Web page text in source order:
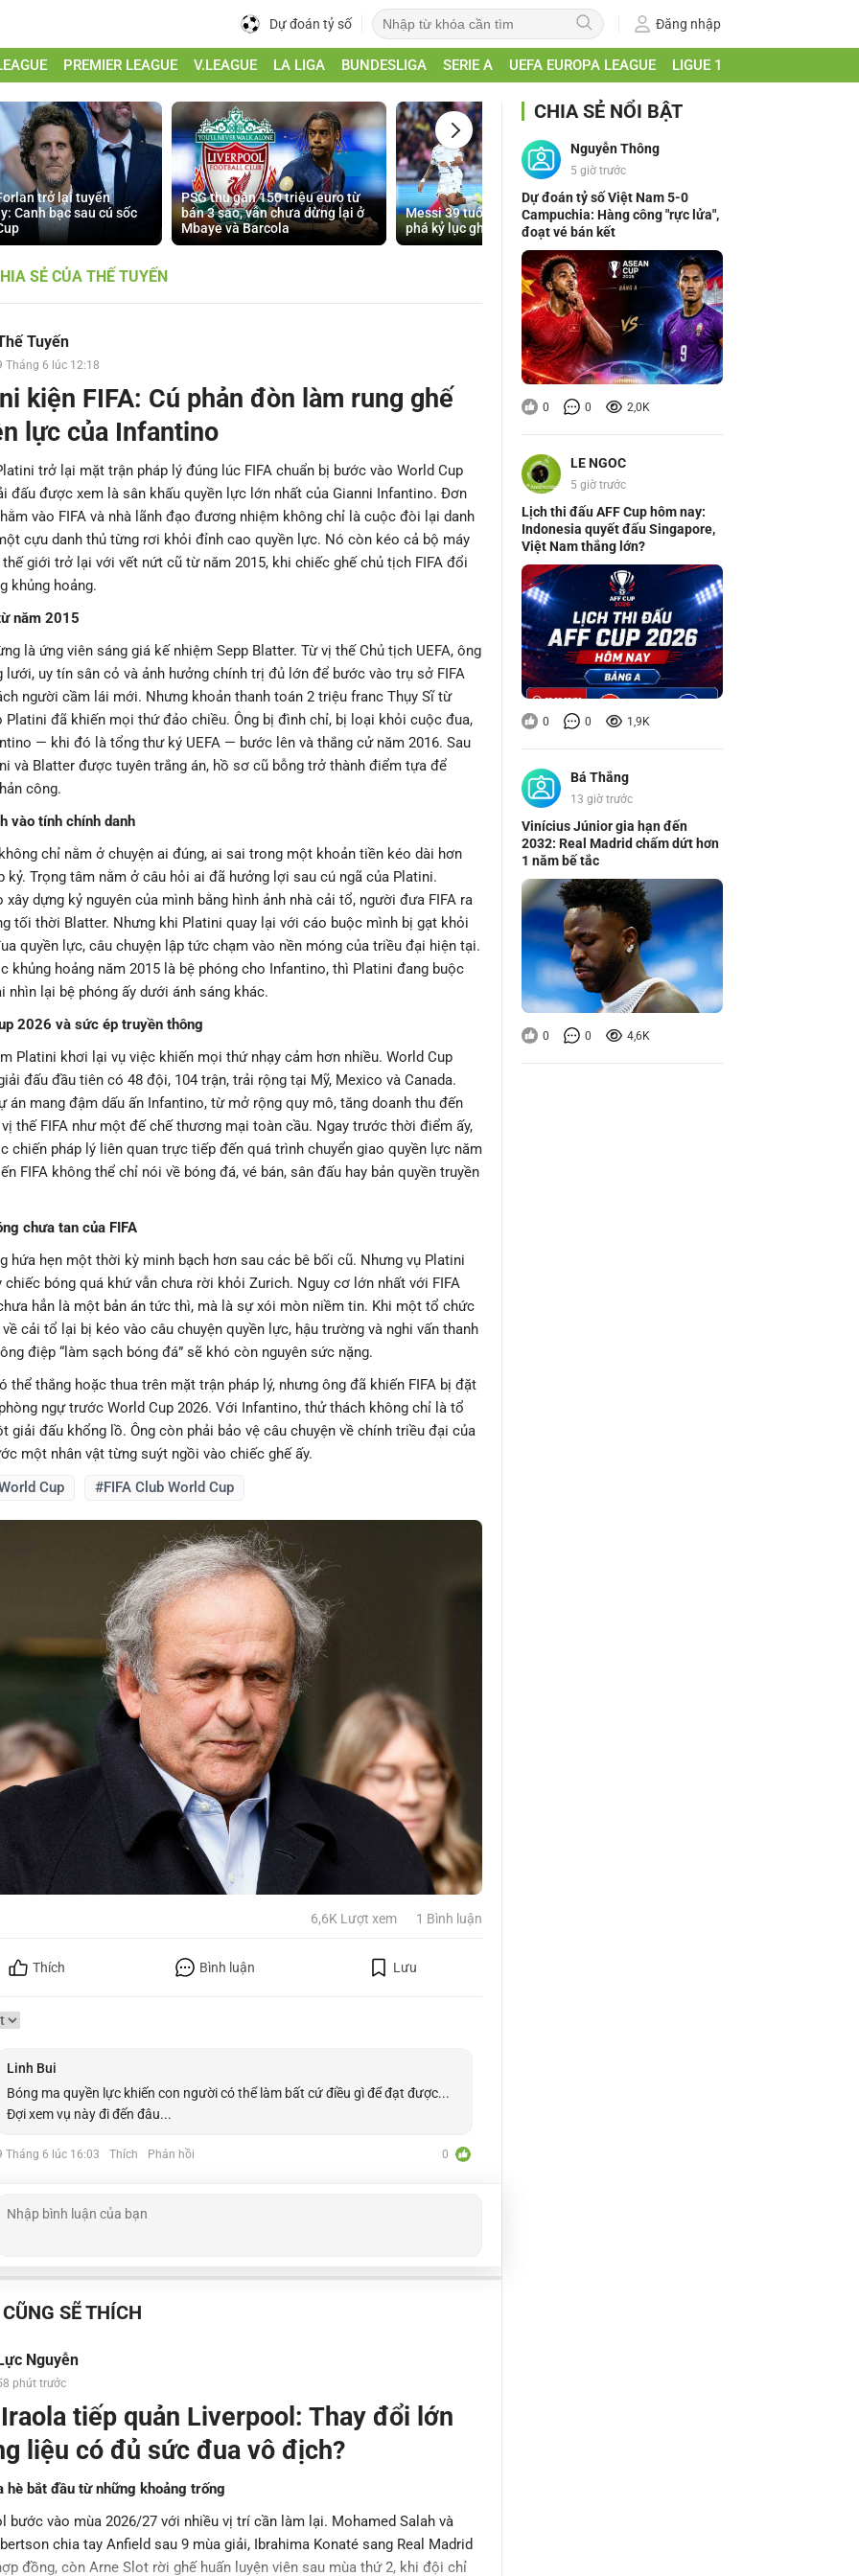
Dự đoán tỷ số Đăng nhập
PREMIER LEAGUE V.LEAGUE LA LIGA BUNDESLIGA SERIE A UEFA EUROPA LEAGUE LIGUE 1
trở lại tuyển
Canh bạc sau cú sốc
PSG thu gần 150 triệu euro từ
bán 3 sao, vẫn chưa dừng lại ở
Mbaye và Barcola
Messi 39 tuổi: Chỉ còn 1 bàn để
phá kỷ lục ghi bàn Leagues Cup
SẺ CỦA THẾ TUYẾN
Tuyến
Tháng 6 lúc 12:18
kiện FIFA: Cú phản đòn làm rung ghế
lực của Infantino
trở lại mặt trận pháp lý đúng lúc FIFA chuẩn bị bước vào World Cup
đấu được xem là sân khấu quyền lực lớn nhất của Gianni Infantino. Đơn
vào FIFA và nhà lãnh đạo đương nhiệm không chỉ là cuộc đòi lại danh
cựu danh thủ từng rơi khỏi đỉnh cao quyền lực. Nó còn kéo cả bộ máy
giới trở lại với vết nứt cũ từ năm 2015, khi chiếc ghế chủ tịch FIFA đổi
khủng hoảng.
năm 2015
là ứng viên sáng giá kế nhiệm Sepp Blatter. Từ vị thế Chủ tịch UEFA, ông
lưới, uy tín sân cỏ và ảnh hưởng chính trị đủ lớn để bước vào trụ sở FIFA
người cầm lái mới. Nhưng khoản thanh toán 2 triệu franc Thụy Sĩ từ
Platini đã khiến mọi thứ đảo chiều. Ông bị đình chỉ, bị loại khỏi cuộc đua,
— khi đó là tổng thư ký UEFA — bước lên và thắng cử năm 2016. Sau
và Blatter được tuyên trắng án, hồ sơ cũ bỗng trở thành điểm tựa để
công.
vào tính chính danh
chỉ nằm ở chuyện ai đúng, ai sai trong một khoản tiền kéo dài hơn
kỷ. Trọng tâm nằm ở câu hỏi ai đã hưởng lợi sau cú ngã của Platini.
xây dựng kỷ nguyên của mình bằng hình ảnh nhà cải tổ, người đưa FIFA ra
tối thời Blatter. Nhưng khi Platini quay lại với cáo buộc mình bị gạt khỏi
quyền lực, câu chuyện lập tức chạm vào nền móng của triều đại hiện tại.
khủng hoảng năm 2015 là bệ phóng cho Infantino, thì Platini đang buộc
nhìn lại bệ phóng ấy dưới ánh sáng khác.
2026 và sức ép truyền thông
Platini khơi lại vụ việc khiến mọi thứ nhạy cảm hơn nhiều. World Cup
đấu đầu tiên có 48 đội, 104 trận, trải rộng tại Mỹ, Mexico và Canada.
án mang đậm dấu ấn Infantino, từ mở rộng quy mô, tăng doanh thu đến
thế FIFA như một đế chế thương mại toàn cầu. Ngay trước thời điểm ấy,
chiến pháp lý liên quan trực tiếp đến quá trình chuyển giao quyền lực năm
FIFA không thể chỉ nói về bóng đá, vé bán, sân đấu hay bản quyền truyền
chưa tan của FIFA
hứa hẹn một thời kỳ minh bạch hơn sau các bê bối cũ. Nhưng vụ Platini
chiếc bóng quá khứ vẫn chưa rời khỏi Zurich. Nguy cơ lớn nhất với FIFA
hẳn là một bản án tức thì, mà là sự xói mòn niềm tin. Khi một tổ chức
cải tổ lại bị kéo vào câu chuyện quyền lực, hậu trường và nghi vấn thanh
điệp “làm sạch bóng đá” sẽ khó còn nguyên sức nặng.
thể thắng hoặc thua trên mặt trận pháp lý, nhưng ông đã khiến FIFA bị đặt
ngự trước World Cup 2026. Với Infantino, thử thách không chỉ là tổ
giải đấu khổng lồ. Ông còn phải bảo vệ câu chuyện về chính triều đại của
một nhân vật từng suýt ngồi vào chiếc ghế ấy.
Cup
#FIFA Club World Cup
6,6K Lượt xem 1 Bình luận
Thích Bình luận Lưu
Linh Bui
Bóng ma quyền lực khiến con người có thể làm bất cứ điều gì để đạt được...
Đợi xem vụ này đi đến đâu...
Tháng 6 lúc 16:03 Thích Phản hồi 0
SẼ THÍCH
Nguyễn
phút trước
tiếp quản Liverpool: Thay đổi lớn
liệu có đủ sức đua vô địch?
hè bắt đầu từ những khoảng trống
bước vào mùa 2026/27 với nhiều vị trí cần làm lại. Mohamed Salah và
chia tay Anfield sau 9 mùa giải, Ibrahima Konaté sang Real Madrid
đồng, còn Arne Slot rời ghế huấn luyện viên sau mùa thứ 2, khi đội chỉ
CHIA SẺ NỔI BẬT
Nguyễn Thông
5 giờ trước
Dự đoán tỷ số Việt Nam 5-0
Campuchia: Hàng công "rực lửa",
đoạt vé bán kết
0 0 2,0K
LE NGOC
5 giờ trước
Lịch thi đấu AFF Cup hôm nay:
Indonesia quyết đấu Singapore,
Việt Nam thắng lớn?
0 0 1,9K
Bá Thắng
13 giờ trước
Vinícius Júnior gia hạn đến
2032: Real Madrid chấm dứt hơn
1 năm bế tắc
0 0 4,6K